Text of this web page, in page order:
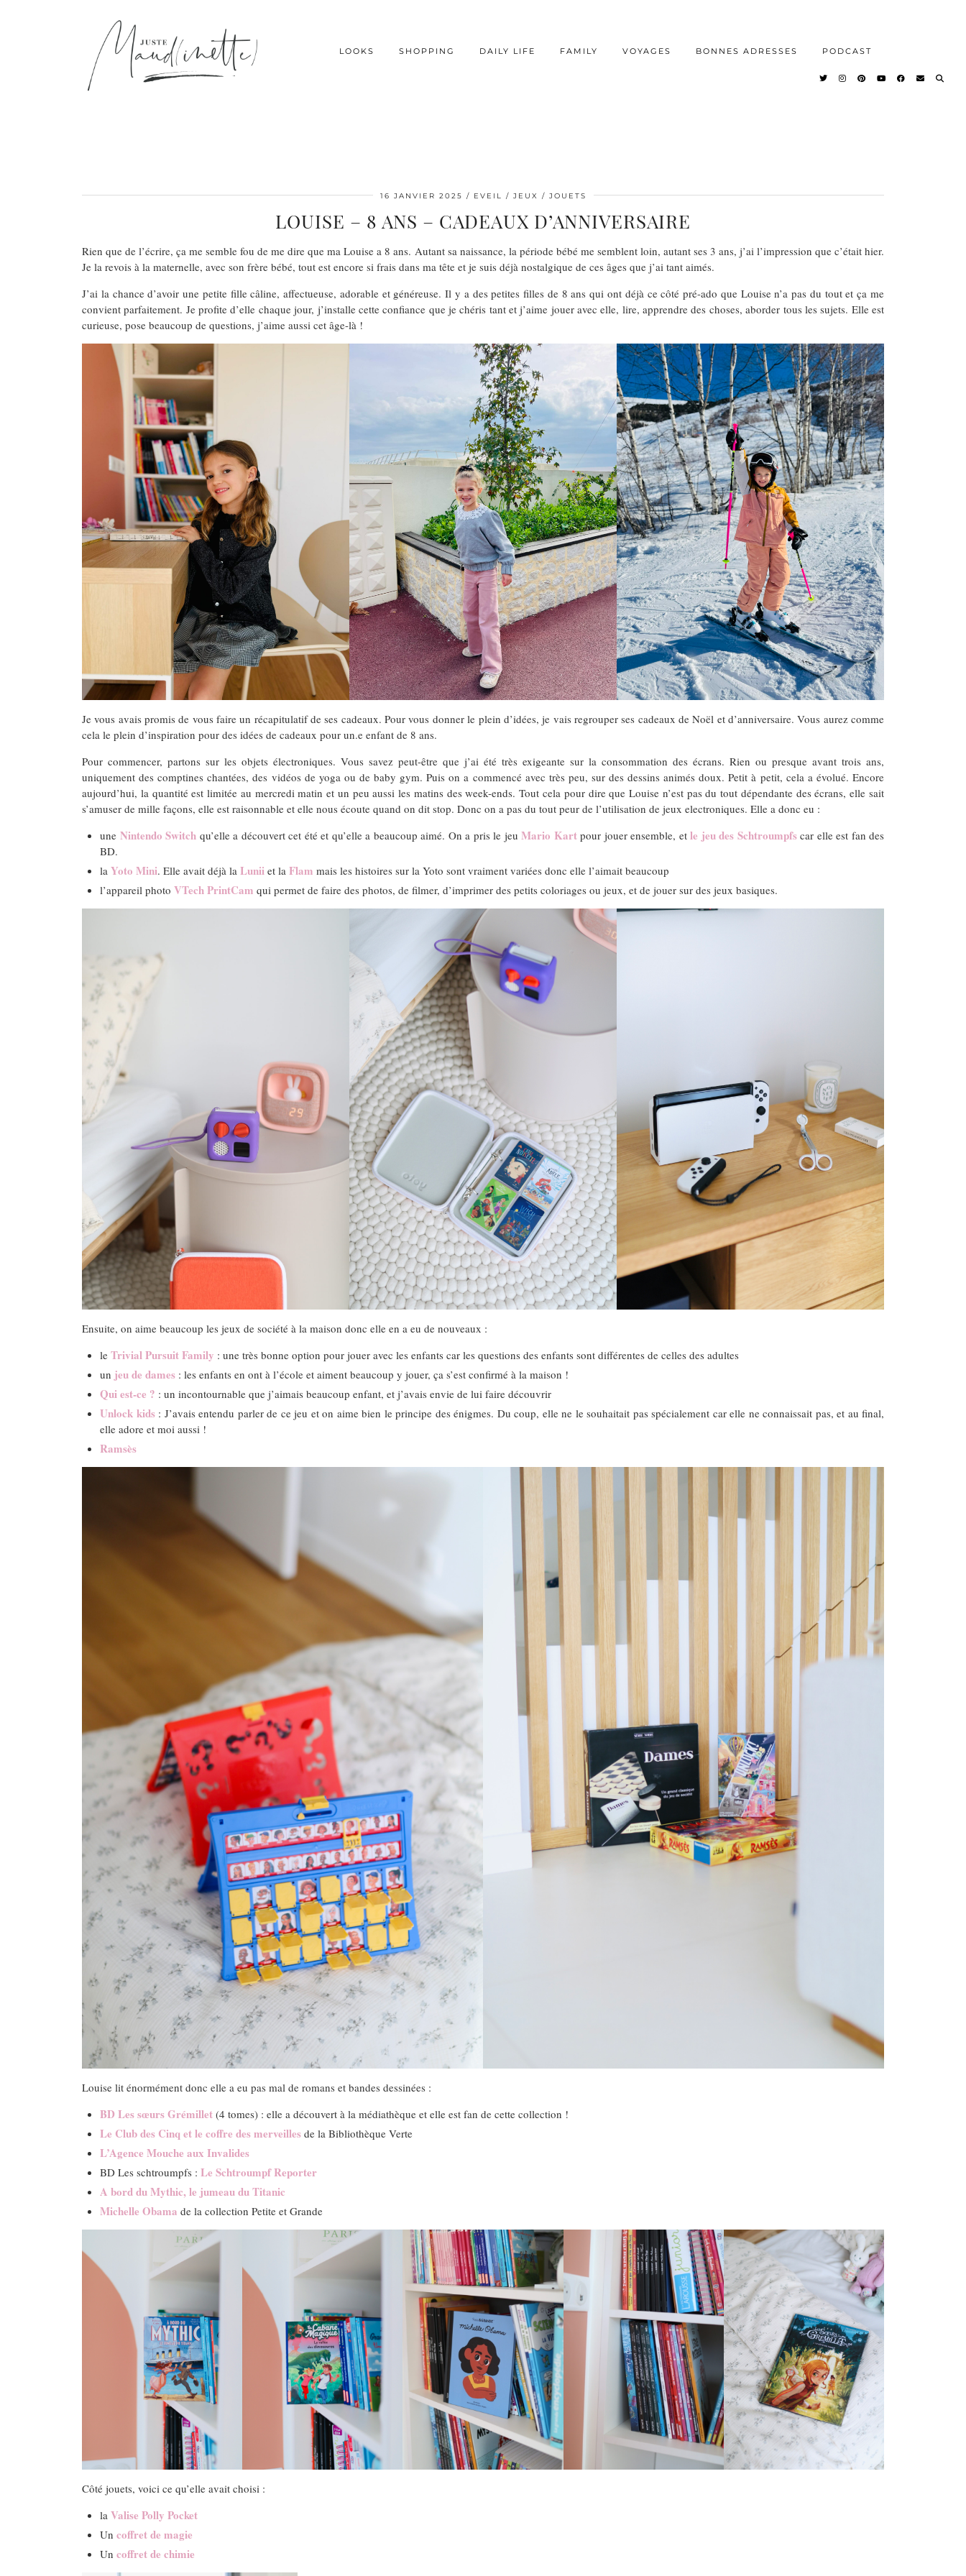
LOOKS SHOPPING DAILY LIFE FAMILY VOYAGES BONNES ADRESSES PODCAST
16 JANVIER 2025 EVEIL / JEUX / JOUETS
LOUISE – 8 ANS – CADEAUX D’ANNIVERSAIRE
Rien que de l’écrire, ça me semble fou de me dire que ma Louise a 8 ans. Autant sa naissance, la période bébé me semblent loin, autant ses 3 ans, j’ai l’impression que c’était hier.
Je la revois à la maternelle, avec son frère bébé, tout est encore si frais dans ma tête et je suis déjà nostalgique de ces âges que j’ai tant aimés.
J’ai la chance d’avoir une petite fille câline, affectueuse, adorable et généreuse. Il y a des petites filles de 8 ans qui ont déjà ce côté pré-ado que Louise n’a pas du tout et ça me
convient parfaitement. Je profite d’elle chaque jour, j’installe cette confiance que je chéris tant et j’aime jouer avec elle, lire, apprendre des choses, aborder tous les sujets. Elle est
curieuse, pose beaucoup de questions, j’aime aussi cet âge-là !
Je vous avais promis de vous faire un récapitulatif de ses cadeaux. Pour vous donner le plein d’idées, je vais regrouper ses cadeaux de Noël et d’anniversaire. Vous aurez comme
cela le plein d’inspiration pour des idées de cadeaux pour un.e enfant de 8 ans.
Pour commencer, partons sur les objets électroniques. Vous savez peut-être que j’ai été très exigeante sur la consommation des écrans. Rien ou presque avant trois ans,
uniquement des comptines chantées, des vidéos de yoga ou de baby gym. Puis on a commencé avec très peu, sur des dessins animés doux. Petit à petit, cela a évolué. Encore
aujourd’hui, la quantité est limitée au mercredi matin et un peu aussi les matins des week-ends. Tout cela pour dire que Louise n’est pas du tout dépendante des écrans, elle sait
s’amuser de mille façons, elle est raisonnable et elle nous écoute quand on dit stop. Donc on a pas du tout peur de l’utilisation de jeux electroniques. Elle a donc eu :
une Nintendo Switch qu’elle a découvert cet été et qu’elle a beaucoup aimé. On a pris le jeu Mario Kartpour jouer ensemble, et le jeu des Schtroumpfscar elle est fan des
BD.
la Yoto Mini. Elle avait déjà la Lunii et la Flam mais les histoires sur la Yoto sont vraiment variées donc elle l’aimait beaucoup
l’appareil photo VTech PrintCam qui permet de faire des photos, de filmer, d’imprimer des petits coloriages ou jeux, et de jouer sur des jeux basiques.
Ensuite, on aime beaucoup les jeux de société à la maison donc elle en a eu de nouveaux :
le Trivial Pursuit Family : une très bonne option pour jouer avec les enfants car les questions des enfants sont différentes de celles des adultes
un jeu de dames : les enfants en ont à l’école et aiment beaucoup y jouer, ça s’est confirmé à la maison !
Qui est-ce ? : un incontournable que j’aimais beaucoup enfant, et j’avais envie de lui faire découvrir
Unlock kids: J’avais entendu parler de ce jeu et on aime bien le principe des énigmes. Du coup, elle ne le souhaitait pas spécialement car elle ne connaissait pas, et au final,
elle adore et moi aussi !
Ramsès
Louise lit énormément donc elle a eu pas mal de romans et bandes dessinées :
BD Les sœurs Grémillet (4 tomes) : elle a découvert à la médiathèque et elle est fan de cette collection !
Le Club des Cinq et le coffre des merveilles de la Bibliothèque Verte
L’Agence Mouche aux Invalides
BD Les schtroumpfs : Le Schtroumpf Reporter
A bord du Mythic, le jumeau du Titanic
Michelle Obama de la collection Petite et Grande
Côté jouets, voici ce qu’elle avait choisi :
la Valise Polly Pocket
Un coffret de magie
Un coffret de chimie